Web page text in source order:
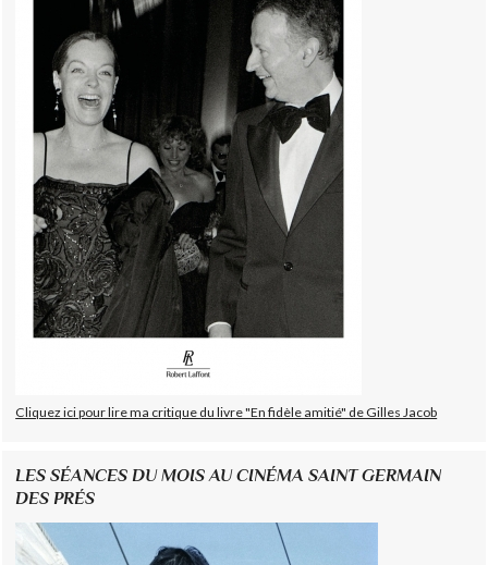
Cliquez ici pour lire ma critique du livre "En fidèle amitié" de Gilles Jacob
LES SÉANCES DU MOIS AU CINÉMA SAINT GERMAIN
DES PRÉS